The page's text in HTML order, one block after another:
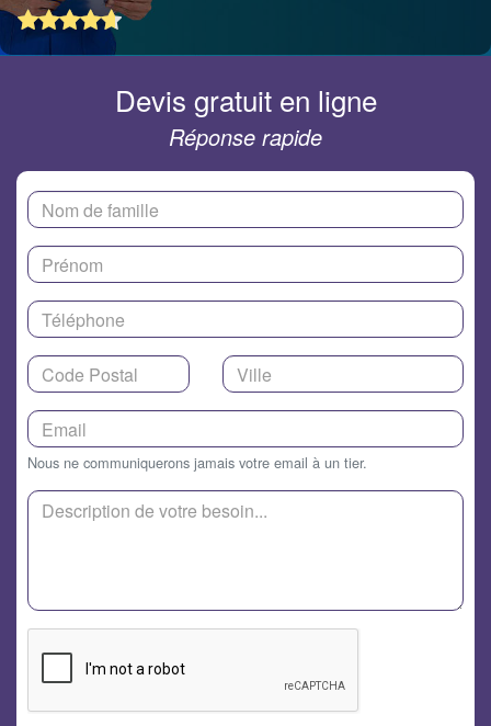
Devis gratuit en ligne
Réponse rapide
Nous ne communiquerons jamais votre email à un tier.